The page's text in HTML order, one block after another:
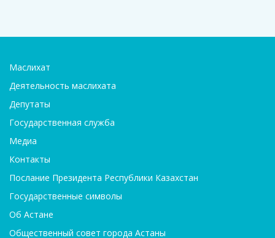
Маслихат
Деятельность маслихата
Депутаты
Государственная служба
Медиа
Контакты
Послание Президента Республики Казахстан
Государственные символы
Об Астане
Общественный совет города Астаны